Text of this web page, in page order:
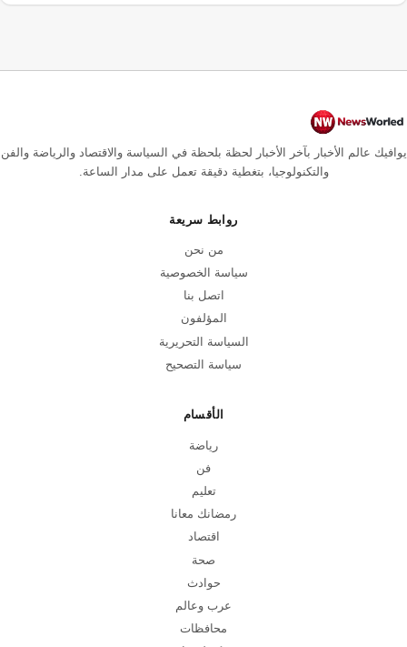
يوافيك عالم الأخبار بآخر الأخبار لحظة بلحظة في السياسة والاقتصاد والرياضة والفن
والتكنولوجيا، بتغطية دقيقة تعمل على مدار الساعة.
روابط سريعة
من نحن
سياسة الخصوصية
اتصل بنا
المؤلفون
السياسة التحريرية
سياسة التصحيح
الأقسام
رياضة
فن
تعليم
رمضانك معانا
اقتصاد
صحة
حوادث
عرب وعالم
محافظات